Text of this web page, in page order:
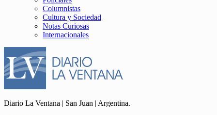
Columnistas
Cultura y Sociedad
Notas Curiosas
Internacionales
Diario La Ventana | San Juan | Argentina.